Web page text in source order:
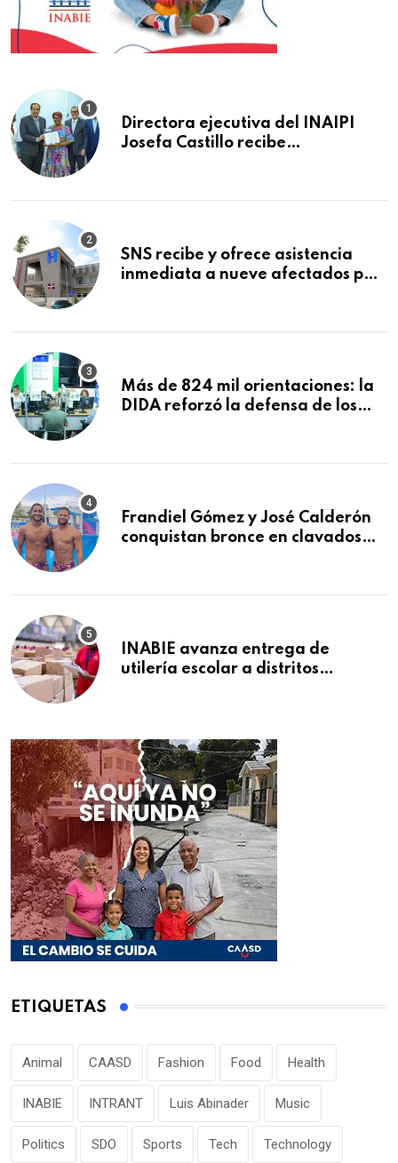
Directora ejecutiva del INAIPI
Josefa Castillo recibe
SNS recibe y ofrece asistencia
inmediata a nueve afectados por
Macorís
Más de 824 mil orientaciones: la
DIDA reforzó la defensa de los
Frandiel Gómez y José Calderón
conquistan bronce en clavados
INABIE avanza entrega de
utilería escolar a distritos
ETIQUETAS
Animal CAASD Fashion Food Health
INABIE INTRANT Luis Abinader Music
Politics SDO Sports Tech Technology